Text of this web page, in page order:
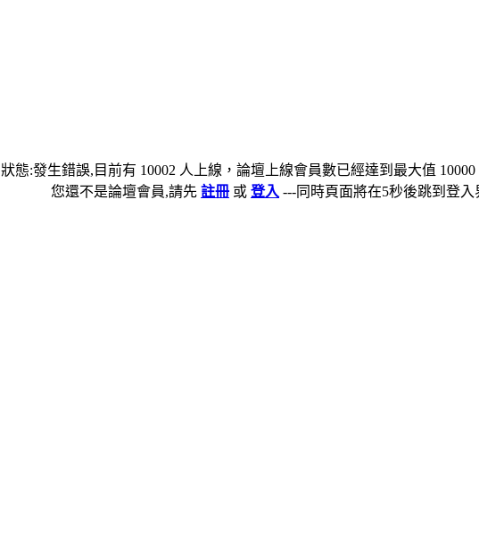
狀態:發生錯誤,目前有 10002 人上線，論壇上線會員數已經達到最大值
您還不是論壇會員,請先 註冊 或 登入 ---同時頁面將在5秒後跳到登入